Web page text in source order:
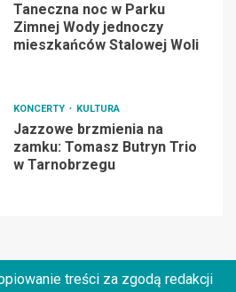
Taneczna noc w Parku
Zimnej Wody jednoczy
mieszkańców Stalowej Woli
KONCERTY KULTURA
Jazzowe brzmienia na
zamku: Tomasz Butryn Trio
w Tarnobrzegu
treści za zgodą redakcji